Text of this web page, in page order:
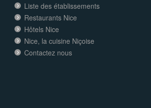
Liste des établissements
Restaurants Nice
Hôtels Nice
Nice, la cuisine Niçoise
Contactez nous